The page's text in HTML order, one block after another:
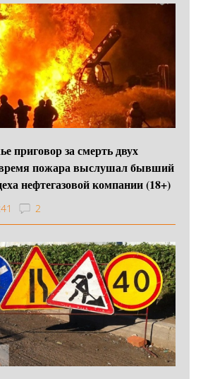
приговор за смерть двух
пожара выслушал бывший
нефтегазовой компании (18+)
2